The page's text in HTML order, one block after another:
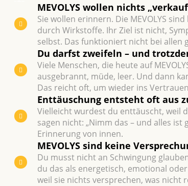
MEVOLYS wollen nichts
Sie wollen erinnern. Die MEVOLYS
durch Wirkstoffe. Ihr Ziel ist nicht,
selbst. Das funktioniert nicht bei allen
Du darfst zweifeln – und
Viele Menschen, die heute auf
ausgebrannt, müde, leer. Und dann
Das reicht oft, um wieder ins
Enttäusch­ung entsteht oft aus
Vielleicht wurdest du enttäuscht, weil
sagen nicht: „Nimm das – und alles ist
Erinnerung von innen.
MEVOLYS sind keine
Du musst nicht an Schwingung
du das als energetisch, emotional
weil sie nichts versprechen, was nicht